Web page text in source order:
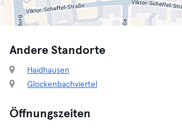
Andere Standorte
Haidhausen
Glockenbachviertel
Öffnungszeiten